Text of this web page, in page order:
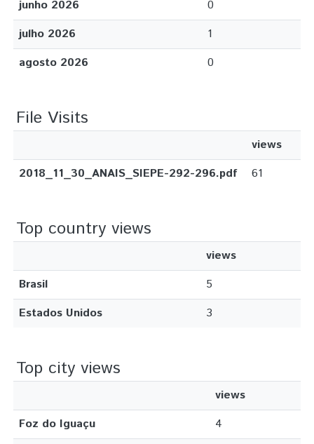
junho 2026
0
julho 2026
1
agosto 2026
0
File Visits
views
2018_11_30_ANAIS_SIEPE-292-296.pdf
61
Top country views
views
Brasil
5
Estados Unidos
3
Top city views
views
Foz do Iguaçu
4